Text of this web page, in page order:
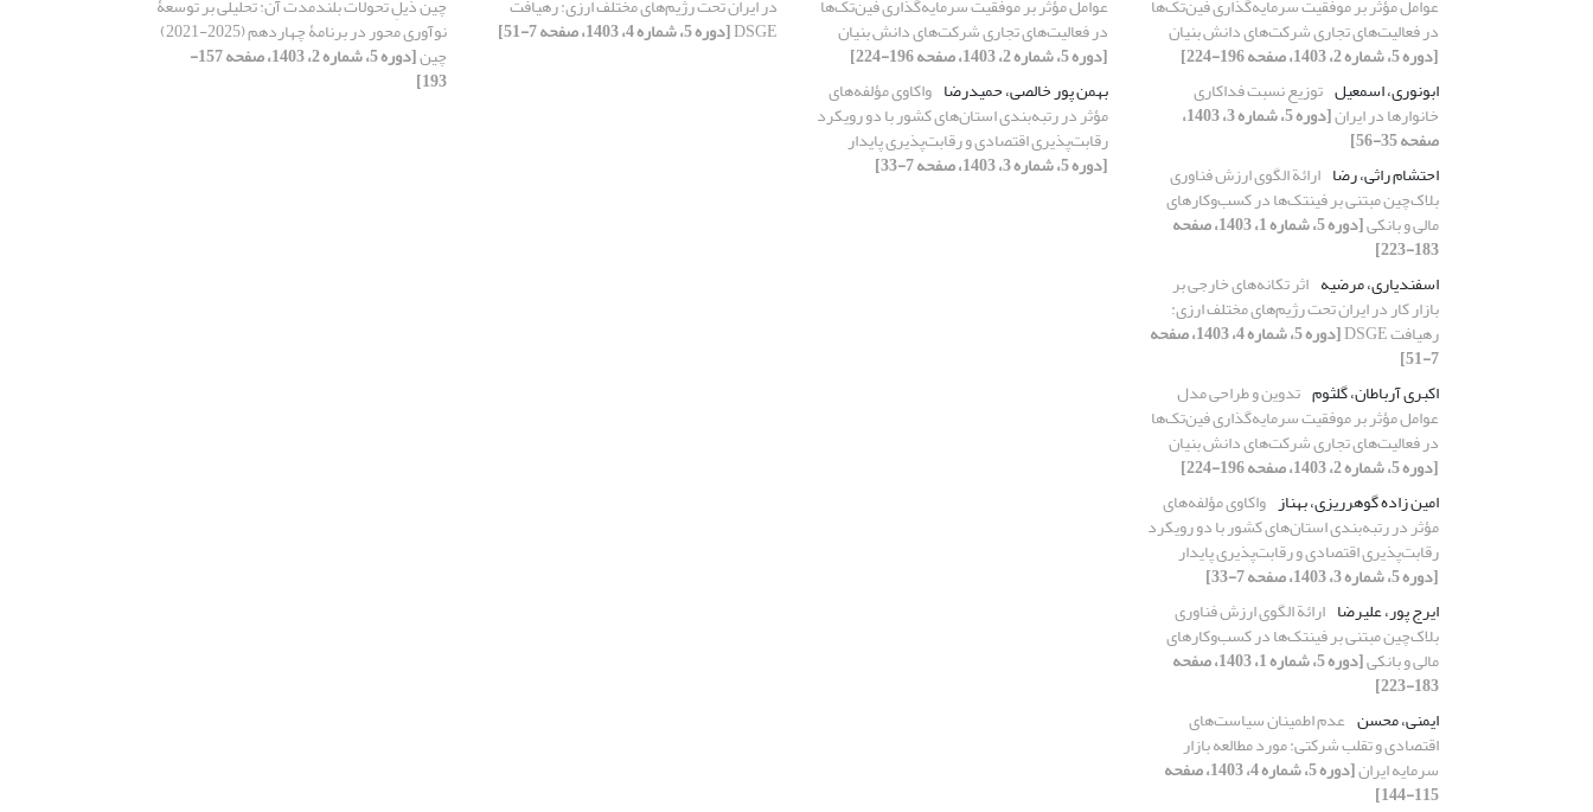
در فعالیت‌های تجاری شرکت‌های دانش‏ بنیان
[دوره 5، شماره 2، 1403، صفحه 196-224]
ابونوری، اسمعیل توزیع نسبت فداکاری
خانوارها در ایران [دوره 5، شماره 3، 1403،
صفحه 35-56]
احتشام راثی، رضا ارائة الگوی ارزش فناوری
بلاک‏‌چین مبتنی بر فین‏تک‌ها در کسب‌وکارهای
مالی و بانکی [دوره 5، شماره 1، 1403، صفحه
183-223]
اسفندیاری، مرضیه اثر تکانه‌های خارجی بر
بازار کار در ایران تحت رژیم‌های مختلف ارزی:
رهیافت DSGE [دوره 5، شماره 4، 1403، صفحه
7-51]
اکبری آرباطان، گلثوم تدوین و طراحی مدل
عوامل مؤثر بر موفقیت سرمایه‌گذاری فین‌تک‌ها
در فعالیت‌های تجاری شرکت‌های دانش‏ بنیان
[دوره 5، شماره 2، 1403، صفحه 196-224]
امین زاده گوهرریزی، بهناز واکاوی مؤلفه‌‏های
مؤثر در رتبه‌بندی استان‌های کشور با دو رویکرد
رقابت‌پذیری اقتصادی و رقابت‌‏پذیری پایدار
[دوره 5، شماره 3، 1403، صفحه 7-33]
ایرج پور، علیرضا ارائة الگوی ارزش فناوری
بلاک‏‌چین مبتنی بر فین‏تک‌ها در کسب‌وکارهای
مالی و بانکی [دوره 5، شماره 1، 1403، صفحه
183-223]
ایمنی، محسن عدم اطمینان سیاست‌های
اقتصادی و تقلب شرکتی: مورد مطالعه بازار
سرمایه ایران [دوره 5، شماره 4، 1403، صفحه
115-144]
در فعالیت‌های تجاری شرکت‌های دانش‏ بنیان
[دوره 5، شماره 2، 1403، صفحه 196-224]
بهمن پور خالصی، حمیدرضا واکاوی مؤلفه‌‏های
مؤثر در رتبه‌بندی استان‌های کشور با دو رویکرد
رقابت‌پذیری اقتصادی و رقابت‌‏پذیری پایدار
[دوره 5، شماره 3، 1403، صفحه 7-33]
DSGE[دوره 5، شماره 4، 1403، صفحه 7-51] نوآوری محور در برنامۀ چهاردهم (2025-2021)
چین [دوره 5، شماره 2، 1403، صفحه 157-
193]